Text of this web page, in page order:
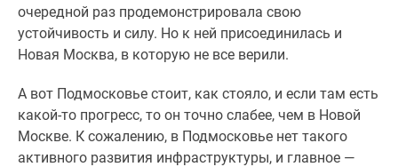
очередной раз продемонстрировала свою
устойчивость и силу. Но к ней присоединилась и
Новая Москва, в которую не все верили.
А вот Подмосковье стоит, как стояло, и если там есть
какой-то прогресс, то он точно слабее, чем в Новой
Москве. К сожалению, в Подмосковье нет такого
активного развития инфраструктуры, и главное —